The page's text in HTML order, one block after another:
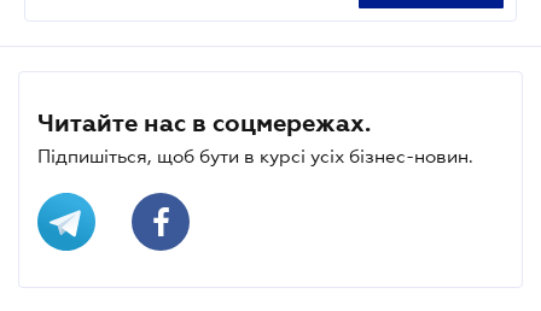
Читайте нас в соцмережах.
Підпишіться, щоб бути в курсі усіх бізнес-новин.